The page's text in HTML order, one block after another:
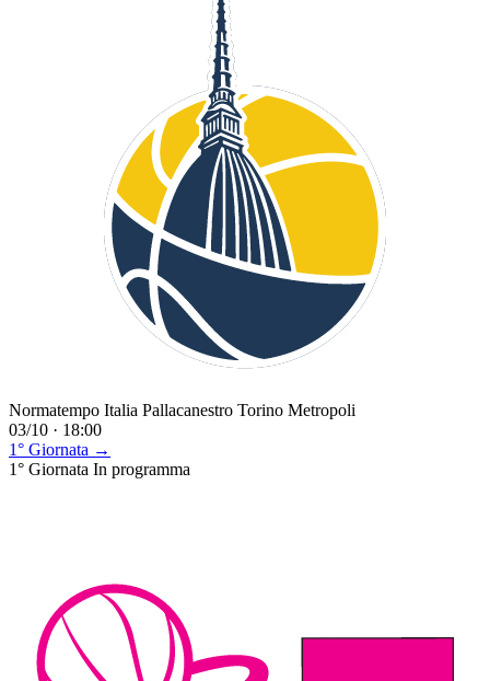
Normatempo Italia Pallacanestro Torino Metropoli
03/10 · 18:00
1° Giornata →
1° Giornata In programma